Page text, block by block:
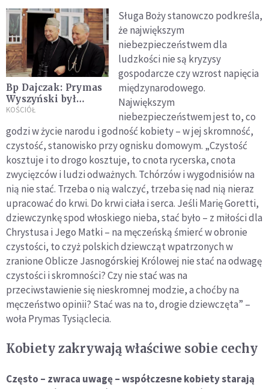
Bp Dajczak: Prymas
Wyszyński był
człowiekiem
świecie komunizmu
KOŚCIÓŁ
Sługa Boży stanowczo podkreśla,
że największym
niebezpieczeństwem dla
ludzkości nie są kryzysy
gospodarcze czy wzrost napięcia
międzynarodowego.
Największym
niebezpieczeństwem jest to, co
godzi w życie narodu i godność kobiety – w jej skromność,
czystość, stanowisko przy ognisku domowym. „Czystość
kosztuje i to drogo kosztuje, to cnota rycerska, cnota
zwycięzców i ludzi odważnych. Tchórzów i wygodnisiów na
nią nie stać. Trzeba o nią walczyć, trzeba się nad nią nieraz
upracować do krwi. Do krwi ciała i serca. Jeśli Marię Goretti,
dziewczynkę spod włoskiego nieba, stać było – z miłości dla
Chrystusa i Jego Matki – na męczeńską śmierć w obronie
czystości, to czyż polskich dziewcząt wpatrzonych w
zranione Oblicze Jasnogórskiej Królowej nie stać na odwagę
czystości i skromności? Czy nie stać was na
przeciwstawienie się nieskromnej modzie, a choćby na
męczeństwo opinii? Stać was na to, drogie dziewczęta” –
woła Prymas Tysiąclecia.
Kobiety zakrywają właściwe sobie cechy
Często – zwraca uwagę – współczesne kobiety starają